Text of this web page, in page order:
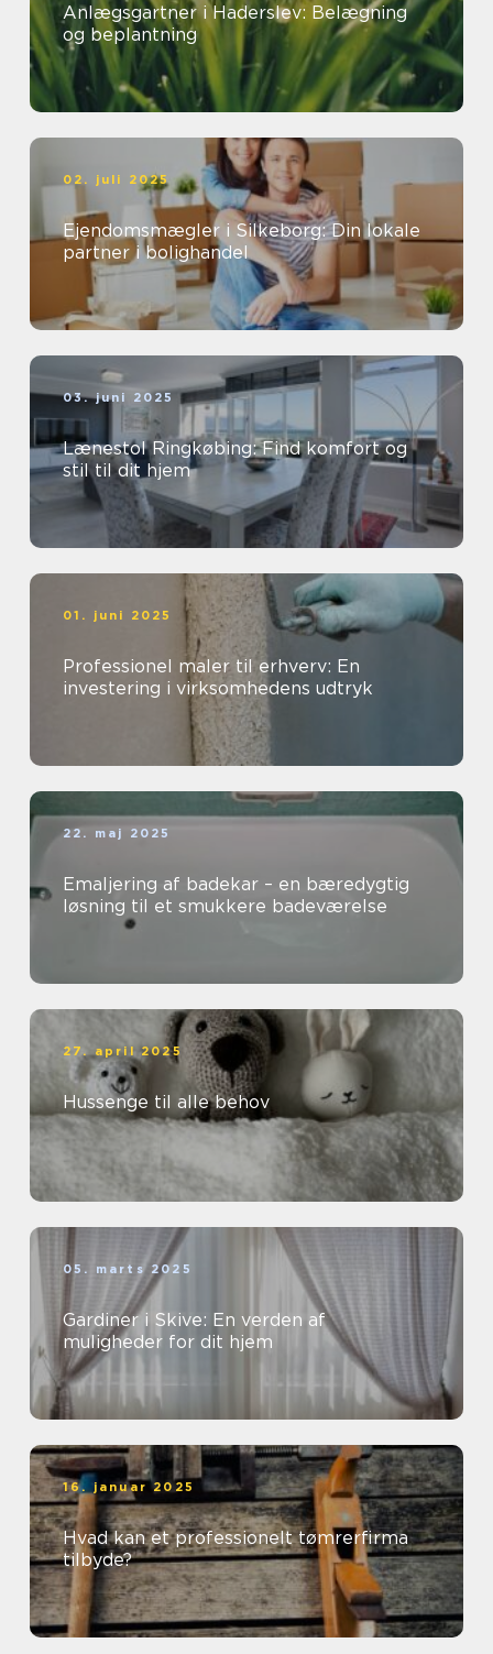
Anlægsgartner i Haderslev: Belægning
og beplantning
02. juli 2025
Ejendomsmægler i Silkeborg: Din lokale
partner i bolighandel
03. juni 2025
Lænestol Ringkøbing: Find komfort og
stil til dit hjem
01. juni 2025
Professionel maler til erhverv: En
investering i virksomhedens udtryk
22. maj 2025
Emaljering af badekar – en bæredygtig
løsning til et smukkere badeværelse
27. april 2025
Hussenge til alle behov
05. marts 2025
Gardiner i Skive: En verden af
muligheder for dit hjem
16. januar 2025
Hvad kan et professionelt tømrerfirma
tilbyde?